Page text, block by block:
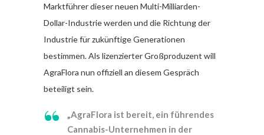
Marktführer dieser neuen Multi-Milliarden-
Dollar-Industrie werden und die Richtung der
Industrie für zukünftige Generationen
bestimmen. Als lizenzierter Großproduzent will
AgraFlora nun offiziell an diesem Gespräch
beteiligt sein.
„AgraFlora ist bereit, ein führendes
Cannabis-Unternehmen in der